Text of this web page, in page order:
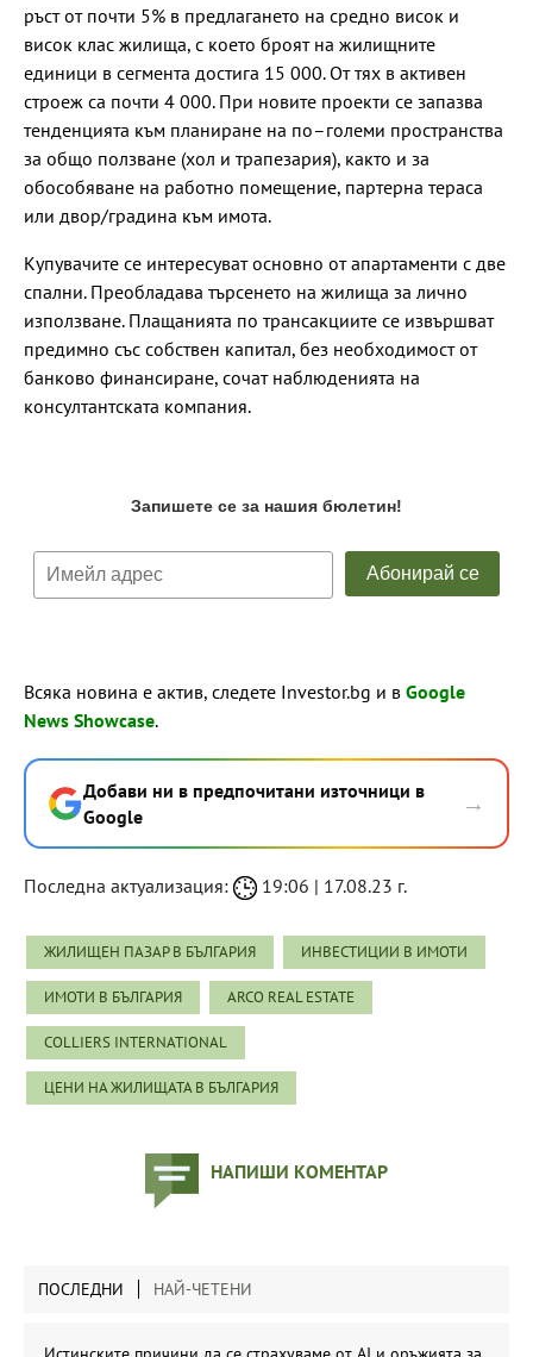
ръст от почти 5% в предлагането на средно висок и
висок клас жилища, с което броят на жилищните
единици в сегмента достига 15 000. От тях в активен
строеж са почти 4 000. При новите проекти се запазва
тенденцията към планиране на по–големи пространства
за общо ползване (хол и трапезария), както и за
обособяване на работно помещение, партерна тераса
или двор/градина към имота.
Купувачите се интересуват основно от апартаменти с две
спални. Преобладава търсенето на жилища за лично
използване. Плащанията по трансакциите се извършват
предимно със собствен капитал, без необходимост от
банково финансиране, сочат наблюденията на
консултантската компания.
Всяка новина е актив, следете Investor.bg и в Google
News Showcase.
Добави ни в предпочитани източници в
Google
→
Последна актуализация: 19:06 | 17.08.23 г.
ЖИЛИЩЕН ПАЗАР В БЪЛГАРИЯ ИНВЕСТИЦИИ В ИМОТИ
ИМОТИ В БЪЛГАРИЯ ARCO REAL ESTATE
COLLIERS INTERNATIONAL
ЦЕНИ НА ЖИЛИЩАТА В БЪЛГАРИЯ
НАПИШИ КОМЕНТАР
ПОСЛЕДНИ НАЙ-ЧЕТЕНИ